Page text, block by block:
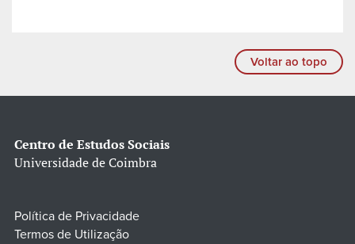
Voltar ao topo
Centro de Estudos Sociais
Universidade de Coimbra
Política de Privacidade
Termos de Utilização